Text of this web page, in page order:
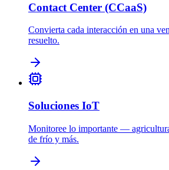
Contact Center (CCaaS)
Convierta cada interacción en una
resuelto.
Soluciones IoT
Monitoree lo importante —
de frío y más.